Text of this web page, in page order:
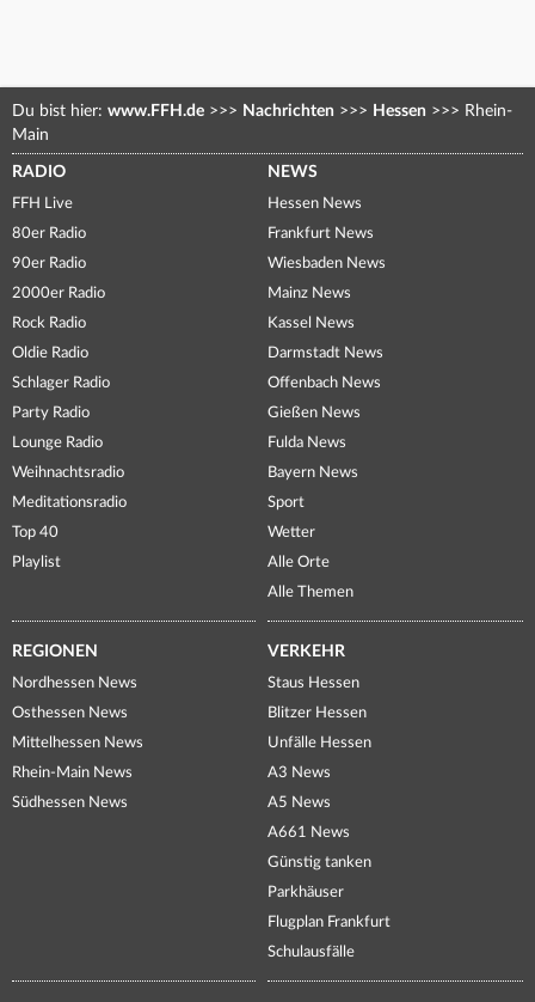
Du bist hier: www.FFH.de >>> Nachrichten >>> Hessen >>> Rhein-
Main
RADIO
FFH Live
80er Radio
90er Radio
2000er Radio
Rock Radio
Oldie Radio
Schlager Radio
Party Radio
Lounge Radio
Weihnachtsradio
Meditationsradio
Top 40
Playlist
NEWS
Hessen News
Frankfurt News
Wiesbaden News
Mainz News
Kassel News
Darmstadt News
Offenbach News
Gießen News
Fulda News
Bayern News
Sport
Wetter
Alle Orte
Alle Themen
REGIONEN
Nordhessen News
Osthessen News
Mittelhessen News
Rhein-Main News
Südhessen News
VERKEHR
Staus Hessen
Blitzer Hessen
Unfälle Hessen
A3 News
A5 News
A661 News
Günstig tanken
Parkhäuser
Flugplan Frankfurt
Schulausfälle